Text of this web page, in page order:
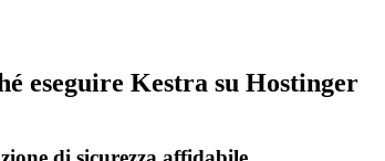
eseguire Kestra su Hostinger